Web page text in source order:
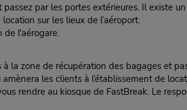
par les portes extérieures. Il existe
sur les lieux de l’aéroport.
de l'aérogare.
la zone de récupération des bagages et
les clients à l’établissement de
rendre au kiosque de FastBreak. Le